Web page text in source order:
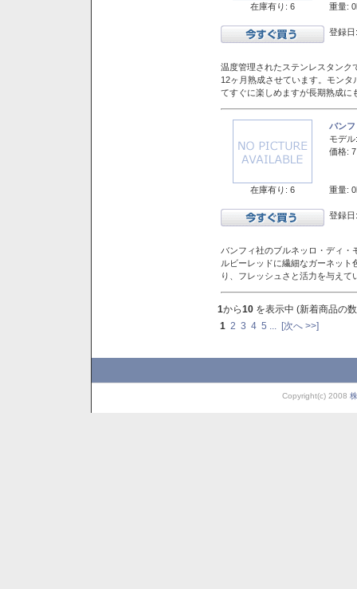
在庫有り: 6 重量:
登録
温度管理されたステンレスタンク
12ヶ月熟成させています。モン
てすぐに楽しめますが長期熟成に
在庫有り: 6
バン
モデル:
価格:
重量:
登録
バンフィ社のブルネッロ・ディ
ルビーレッドに繊細なガーネッ
り、フレッシュさと活力を与え
1から10 を表示中 (新着商品の
1 2 3 4 5 [次へ >>]
Copyright(c) 2008